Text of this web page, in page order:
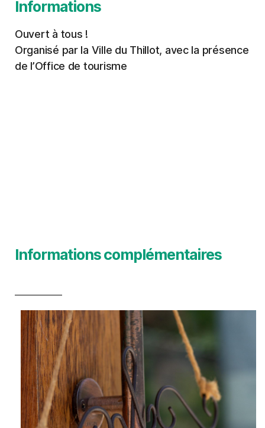
Informations
Ouvert à tous !
Organisé par la Ville du Thillot, avec la présence
de l’Office de tourisme
Informations complémentaires